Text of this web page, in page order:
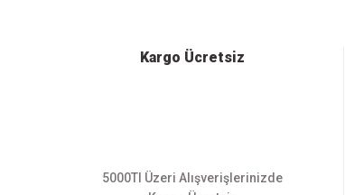
Ürün bilgilerinde hatalar bulunuyor.
Kargo Ücretsiz
5000Tl Üzeri Alışverişlerinizde